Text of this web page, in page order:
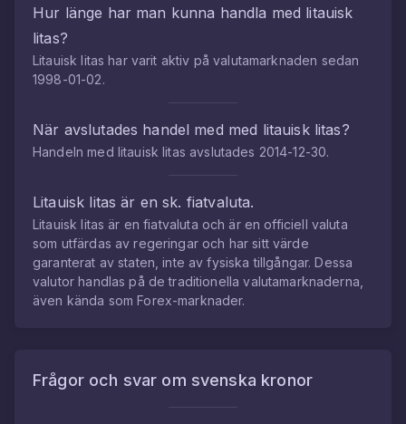
Hur länge har man kunna handla med litauisk
litas?
Litauisk litas har varit aktiv på valutamarknaden sedan
1998-01-02.
När avslutades handel med med litauisk litas?
Handeln med litauisk litas avslutades 2014-12-30.
Litauisk litas är en sk. fiatvaluta.
Litauisk litas är en fiatvaluta och är en officiell valuta
som utfärdas av regeringar och har sitt värde
garanterat av staten, inte av fysiska tillgångar. Dessa
valutor handlas på de traditionella valutamarknaderna,
även kända som Forex-marknader.
Frågor och svar om svenska kronor